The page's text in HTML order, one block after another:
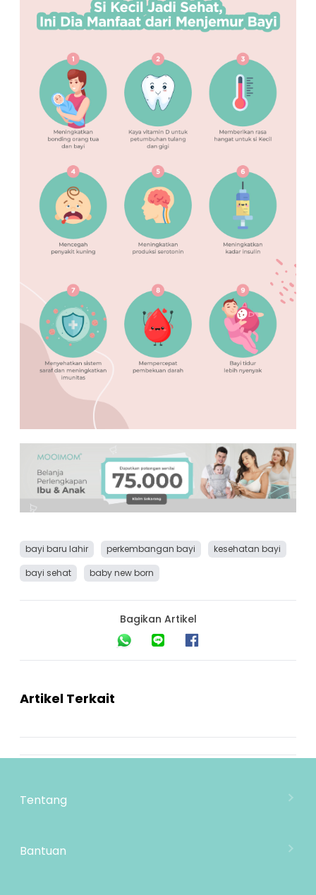
bayi baru lahir perkembangan bayi
kesehatan bayi
bayi sehat
baby new born
Bagikan Artikel
Artikel Terkait
Tentang
Lokasi Toko
Bantuan